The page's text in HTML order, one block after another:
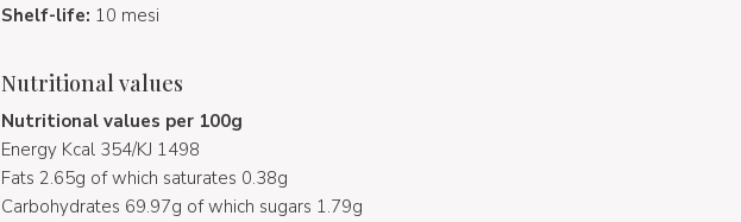
Shelf-life: 10 mesi
Nutritional values
Nutritional values per 100g
Energy Kcal 354/KJ 1498
Fats 2.65g of which saturates 0.38g
Carbohydrates 69.97g of which sugars 1.79g